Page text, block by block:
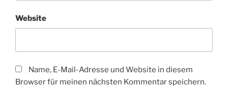
Website
Name, E-Mail-Adresse und Website in diesem
Browser für meinen nächsten Kommentar speichern.